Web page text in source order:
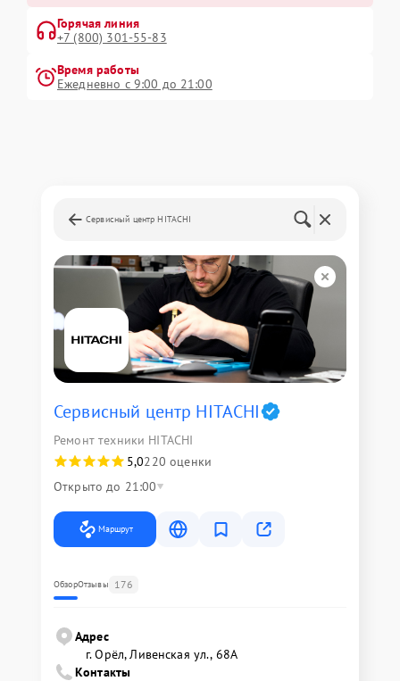
Горячая линия
+7 (800) 301-55-83
Время работы
Ежедневно с 9:00 до 21:00
Сервисный центр HITACHI
Сервисный центр HITACHI
Ремонт техники HITACHI
5,0220 оценки
Открыто до 21:00
Маршрут
ОбзорОтзывы 176
Адрес
г. Орёл, Ливенская ул., 68А
Контакты